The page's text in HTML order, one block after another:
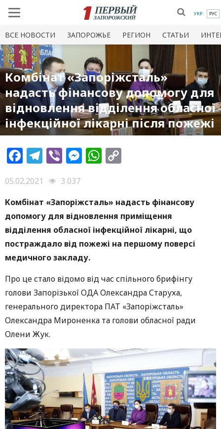
УКР РУС
ВСЕ НОВОСТИ ЗАПОРОЖЬЕ РЕГИОН СТАТЬИ
Комбінат «Запоріжсталь»
надасть фінансову допомогу для
відновлення відділення обласної
інфекційної лікарні після пожежі
Facebook
Telegram
ViberMessenger
WhatsApp
05.02.2021
3 037
Комбінат «Запоріжсталь» надасть фінансову
допомогу для відновлення приміщення
відділення обласної інфекційної лікарні, що
постраждало від пожежі на першому поверсі
медичного закладу.
Про це стало відомо від час спільного брифінгу
голови Запорізької ОДА Олександра Старуха,
генерального директора ПАТ «Запоріжсталь»
Олександра Мироненка та голови обласної ради
Олени Жук.